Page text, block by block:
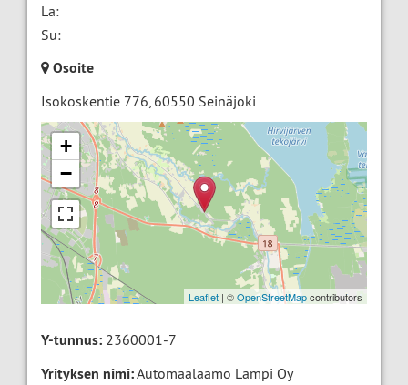
La:
Su:
Osoite
Isokoskentie 776, 60550 Seinäjoki
+
−
Leaflet | ©OpenStreetMapcontributors
Y-tunnus: 2360001-7
Yrityksen nimi:Automaalaamo Lampi Oy